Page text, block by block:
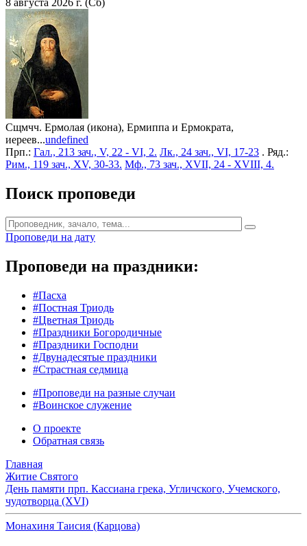
8 августа 2026 г. (Сб)
Сщмчч. Ермолая (икона), Ермиппа и Ермократа,
иереев...undefined
Прп.: Гал., 213 зач., V, 22 - VI, 2. Лк., 24 зач., VI, 17-23 . Ряд.:
Рим., 119 зач., XV, 30-33. Мф., 73 зач., XVII, 24 - XVIII, 4.
Поиск проповеди
Проповеди на дату
Проповеди на праздники:
#Пасха
#Постная Триодь
#Цветная Триодь
#Праздники Богородичные
#Праздники Господни
#Двунадесятые праздники
#Страстная седмица
#Проповеди на разные случаи
#Воинское служение
О проекте
Обратная связь
Главная
Житие Святого
День памяти прп. Кассиана грека, Угличского, Учемского,
чудотворца (XVI)
Монахиня Таисия (Карцова)